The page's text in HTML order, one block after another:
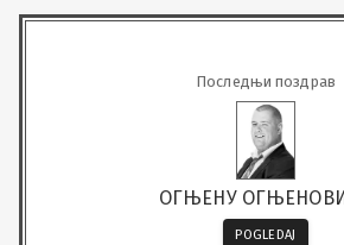
Последњи поздрав
ОГЊЕНУ
POGLEDAJ